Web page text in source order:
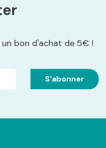
bon d'achat de 5€ !